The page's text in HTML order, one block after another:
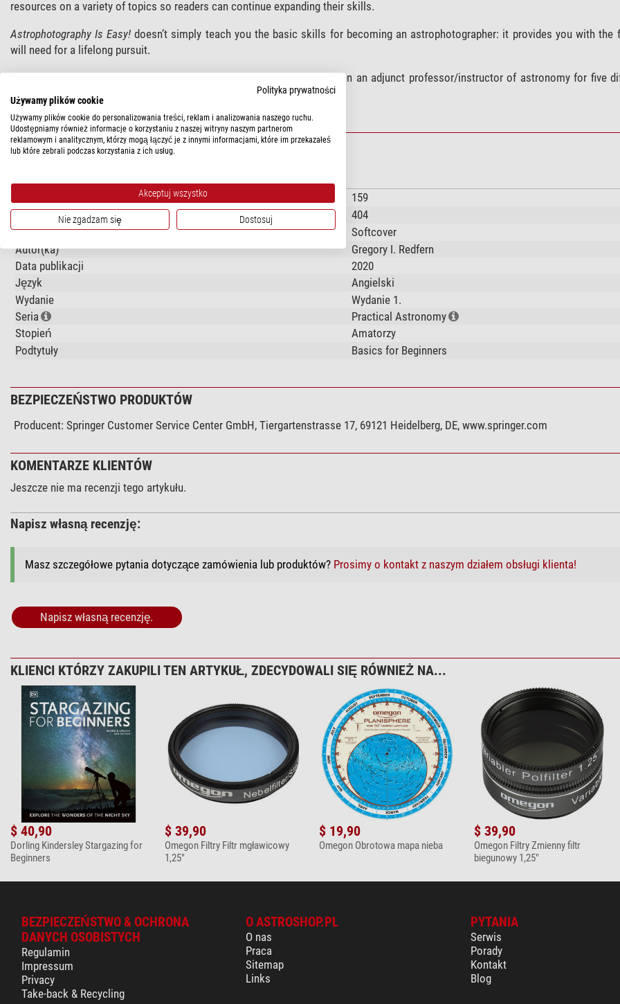
resources on a variety of topics so readers can continue expanding their skills.
Astrophotography Is Easy!doesn’t simply teach you the basic skills for becoming an astrophotographer: it provides you with the
will need for a lifelong pursuit.
The authorGreg Redfern, known on twitter as “@SkyGuyinVA,” has been an adjunct professor/instructor of astronomy for five
since 1984.
DANE TECHNICZNE
159
Ilość stron
404
Wyposażenie
Softcover
Autor(ka)
Gregory I. Redfern
Data publikacji
2020
Język
Angielski
Wydanie
Wydanie 1.
Seria
Practical Astronomy
Stopień
Amatorzy
Podtytuły
Basics for Beginners
BEZPIECZEŃSTWO PRODUKTÓW
Producent: Springer Customer Service Center GmbH, Tiergartenstrasse 17, 69121 Heidelberg, DE, www.springer.com
KOMENTARZE KLIENTÓW
Jeszcze nie ma recenzji tego artykułu.
Napisz własną recenzję:
Masz szczegółowe pytania dotyczące zamówienia lub produktów? Prosimy o kontakt z naszym działem obsługi klienta!
Napisz własną recenzję.
KLIENCI KTÓRZY ZAKUPILI TEN ARTYKUŁ, ZDECYDOWALI SIĘ RÓWNIEŻ NA...
$ 40,90
Dorling Kindersley Stargazing for
Beginners
$ 39,90
Omegon Filtry Filtr mgławicowy
1,25"
$ 19,90
Omegon Obrotowa mapa nieba
$ 39,90
Omegon Filtry Zmienny filtr
biegunowy 1,25"
BEZPIECZEŃSTWO & OCHRONA
DANYCH OSOBISTYCH
Regulamin
Impressum
Privacy
Take-back & Recycling
O ASTROSHOP.PL
O nas
Praca
Sitemap
Links
PYTANIA
Serwis
Porady
Kontakt
Blog
Polityka prywatności
Używamy plików cookie
Używamy plików cookie do personalizowania treści, reklam i analizowania naszego ruchu.
Udostępniamy również informacje o korzystaniu z naszej witryny naszym partnerom
reklamowym i analitycznym, którzy mogą łączyć je z innymi informacjami, które im przekazałeś
lub które zebrali podczas korzystania z ich usług.
Akceptuj wszystko
Nie zgadzam się Dostosuj